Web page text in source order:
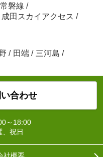
常磐線 /
成田スカイアクセス /
/ 田端 / 三河島 /
合わせ
～18:00
、祝日